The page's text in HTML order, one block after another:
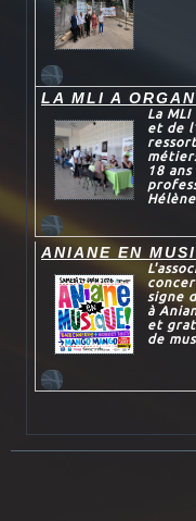
LA MLI A
La
et de
18
ANIANE EN
signe
à
et
de